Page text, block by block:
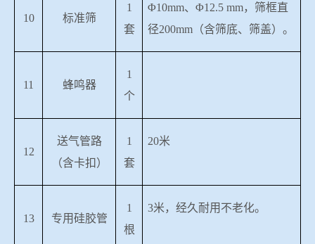
10 标准筛
1
套
Φ10mm、Φ12.5 mm，筛框直
径200mm （含筛底、筛盖）。
11 蜂鸣器
1
个
12
送气管路
（含卡扣）
1
套
20米
13 专用硅胶管
1
根
3米 ，经久耐用不老化。